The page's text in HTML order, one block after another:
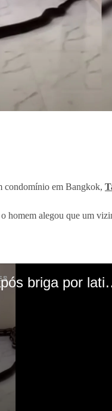
condomínio em Bangkok,
homem alegou que um